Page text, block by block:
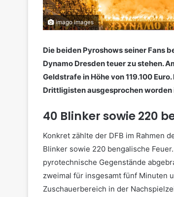
imago images
Die beiden Pyroshows seiner Fans
Dynamo Dresden teuer zu stehen.
Geldstrafe in Höhe von 119.100
Drittligisten ausgesprochen worden
40 Blinker sowie 220
Konkret zählte der DFB im Rahmen
Blinker sowie 220 bengalische
pyrotechnische Gegenstände
zweimal für insgesamt fünf Minuten
Zuschauerbereich in der